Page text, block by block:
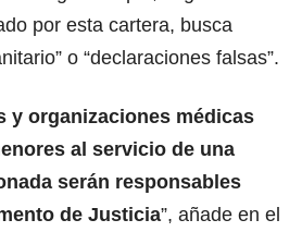
por esta cartera, busca
o “declaraciones falsas”.
y organizaciones médicas
al servicio de una
serán responsables
de Justicia”, añade en el